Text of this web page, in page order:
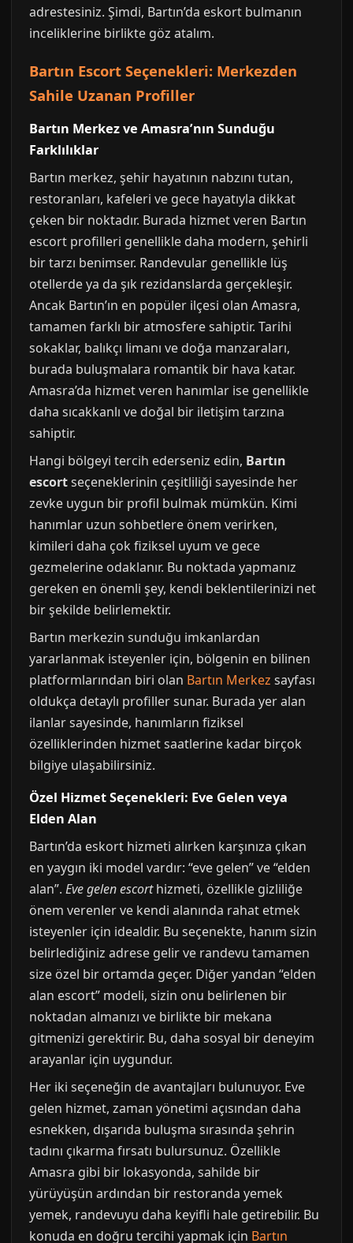
adrestesiniz. Şimdi, Bartın’da eskort bulmanın
inceliklerine birlikte göz atalım.
Bartın Escort Seçenekleri: Merkezden
Sahile Uzanan Profiller
Bartın Merkez ve Amasra’nın Sunduğu
Farklılıklar
Bartın merkez, şehir hayatının nabzını tutan,
restoranları, kafeleri ve gece hayatıyla dikkat
çeken bir noktadır. Burada hizmet veren Bartın
escort profilleri genellikle daha modern, şehirli
bir tarzı benimser. Randevular genellikle lüş
otellerde ya da şık rezidanslarda gerçekleşir.
Ancak Bartın’ın en popüler ilçesi olan Amasra,
tamamen farklı bir atmosfere sahiptir. Tarihi
sokaklar, balıkçı limanı ve doğa manzaraları,
burada buluşmalara romantik bir hava katar.
Amasra’da hizmet veren hanımlar ise genellikle
daha sıcakkanlı ve doğal bir iletişim tarzına
sahiptir.
Hangi bölgeyi tercih ederseniz edin, Bartın
escortseçeneklerinin çeşitliliği sayesinde her
zevke uygun bir profil bulmak mümkün. Kimi
hanımlar uzun sohbetlere önem verirken,
kimileri daha çok fiziksel uyum ve gece
gezmelerine odaklanır. Bu noktada yapmanız
gereken en önemli şey, kendi beklentilerinizi net
bir şekilde belirlemektir.
Bartın merkezin sunduğu imkanlardan
yararlanmak isteyenler için, bölgenin en bilinen
platformlarından biri olan Bartın Merkez sayfası
oldukça detaylı profiller sunar. Burada yer alan
ilanlar sayesinde, hanımların fiziksel
özelliklerinden hizmet saatlerine kadar birçok
bilgiye ulaşabilirsiniz.
Özel Hizmet Seçenekleri: Eve Gelen veya
Elden Alan
Bartın’da eskort hizmeti alırken karşınıza çıkan
en yaygın iki model vardır: “eve gelen” ve “elden
alan”. Eve gelen escorthizmeti, özellikle gizliliğe
önem verenler ve kendi alanında rahat etmek
isteyenler için idealdir. Bu seçenekte, hanım sizin
belirlediğiniz adrese gelir ve randevu tamamen
size özel bir ortamda geçer. Diğer yandan “elden
alan escort” modeli, sizin onu belirlenen bir
noktadan almanızı ve birlikte bir mekana
gitmenizi gerektirir. Bu, daha sosyal bir deneyim
arayanlar için uygundur.
Her iki seçeneğin de avantajları bulunuyor. Eve
gelen hizmet, zaman yönetimi açısından daha
esnekken, dışarıda buluşma sırasında şehrin
tadını çıkarma fırsatı bulursunuz. Özellikle
Amasra gibi bir lokasyonda, sahilde bir
yürüyüşün ardından bir restoranda yemek
yemek, randevuyu daha keyifli hale getirebilir. Bu
konuda en doğru tercihi yapmak için Bartın